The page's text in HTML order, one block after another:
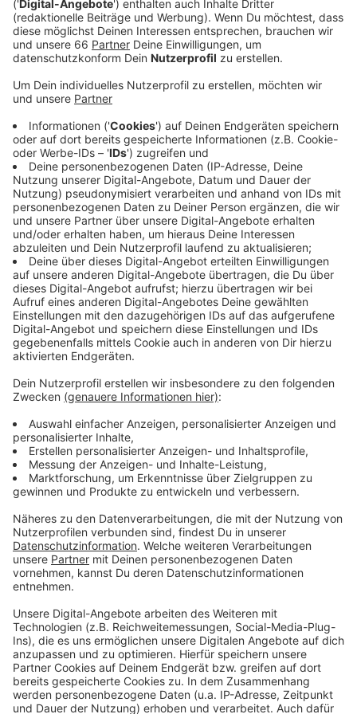
protestieren.
Veröffentlicht:Montag, 22.04.2024 12:59
Anzeige
Im Moment gehen Feuerwehrleute mit 60 in Pension.
Geht es nach den Plänen von NRW-Innenminister Reul
sollen sie ihren Ruhestand künftig bis zu zwei Jahre
später beginnen. Als Grund nennt die Landesregierung
den Fachkräftemangel und den demografischen
Wandel. Die Gewerkschaften halten nichts davon.
Anstatt die Probleme zu lösen, würden nur neue
geschaffen. Die Pläne betreffen landesweit rund
16.000 Berufsfeuerwehrleute.
Anzeige
Weitere Infos und Links zum Thema:
Anzeige
Im November 2023 gab es bereits eine Feuerwehr-
Mahnwache vor dem Landtag
neue Feuer- und Rettungswachen bauen
Weitere Infos aus Düsseldorf
Anzeige